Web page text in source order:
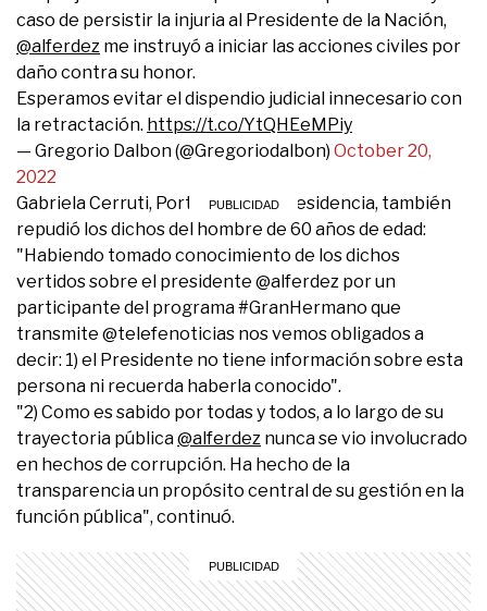
caso de persistir la injuria al Presidente de la Nación,
@alferdez me instruyó a iniciar las acciones civiles por
daño contra su honor.
Esperamos evitar el dispendio judicial innecesario con
la retractación. https://t.co/YtQHEeMPiy
— Gregorio Dalbon (@Gregoriodalbon) October 20,
2022
Gabriela Cerruti, Portavoz de la Presidencia, también
repudió los dichos del hombre de 60 años de edad:
"Habiendo tomado conocimiento de los dichos
vertidos sobre el presidente @alferdez por un
participante del programa #GranHermano que
transmite @telefenoticias nos vemos obligados a
decir: 1) el Presidente no tiene información sobre esta
persona ni recuerda haberla conocido".
"2) Como es sabido por todas y todos, a lo largo de su
trayectoria pública@alferdez nunca se vio involucrado
en hechos de corrupción. Ha hecho de la
transparencia un propósito central de su gestión en la
función pública", continuó.